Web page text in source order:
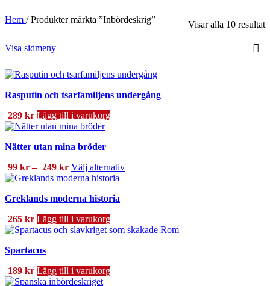
Hem / Produkter märkta ”Inbördeskrig” Visar alla 10 resultat
Visa sidmeny
Rasputin och tsarfamiljens undergång
289 kr Lägg till i varukorg
Nätter utan mina bröder
99 kr – 249 krPrisintervall:
99 kr
249 kr
Välj alternativDen
De
Greklands moderna historia
265 kr Lägg till i varukorg
Spartacus
189 kr Lägg till i varukorg